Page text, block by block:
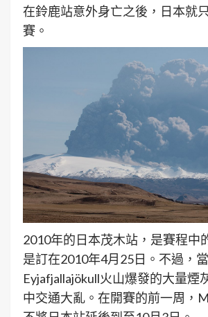
在鈴鹿站意外身亡之後，日本就
賽。
2010年的日本茂木站，是賽程中
是訂在2010年4月25日。不過，
Eyjafjallajökull火山爆發的大量煙
中交通大亂。在開賽的前一周，